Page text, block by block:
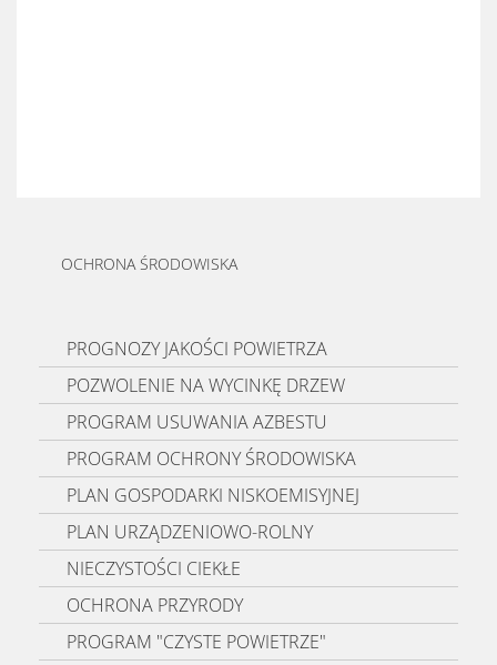
OCHRONA ŚRODOWISKA
PROGNOZY JAKOŚCI POWIETRZA
POZWOLENIE NA WYCINKĘ DRZEW
PROGRAM USUWANIA AZBESTU
PROGRAM OCHRONY ŚRODOWISKA
PLAN GOSPODARKI NISKOEMISYJNEJ
PLAN URZĄDZENIOWO-ROLNY
NIECZYSTOŚCI CIEKŁE
OCHRONA PRZYRODY
PROGRAM "CZYSTE POWIETRZE"